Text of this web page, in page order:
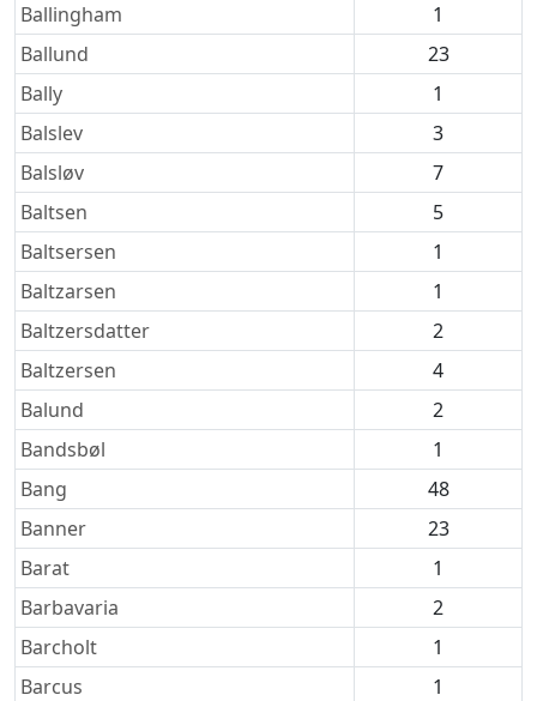
Ballingham
1
Ballund
23
Bally
1
Balslev
3
Balsløv
7
Baltsen
5
Baltsersen
1
Baltzarsen
1
Baltzersdatter
2
Baltzersen
4
Balund
2
Bandsbøl
1
Bang
48
Banner
23
Barat
1
Barbavaria
2
Barcholt
1
Barcus
1